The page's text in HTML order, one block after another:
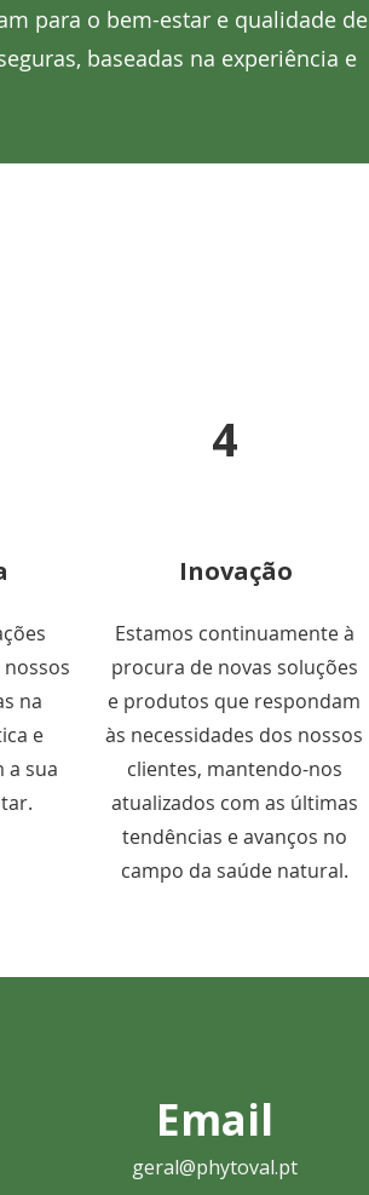
para o bem-estar e qualidade de
baseadas na experiência e
na
e
a sua
Inovação
Estamos continuamente à
procura de novas soluções
e produtos que respondam
às necessidades dos nossos
clientes, mantendo-nos
atualizados com as últimas
tendências e avanços no
campo da saúde natural.
4
Email
geral@phytoval.pt